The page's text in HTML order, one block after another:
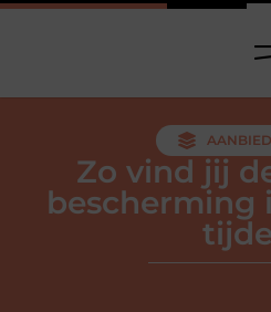
Zo vind jij
bescherming